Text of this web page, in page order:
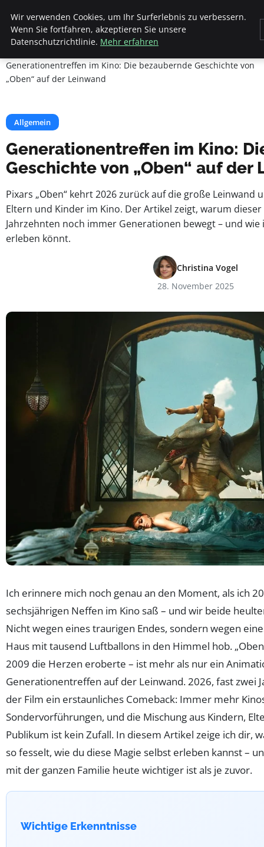
Beyond Surface
Generationentreffen im Kino: Die bezaubernde Geschichte von
„Oben“ auf der Leinwand
Allgemein
Generationentreffen im Kino:
Geschichte von „Oben“ auf der
Pixars „Oben“ kehrt 2026 zurück auf die große Leinwand
Eltern und Kinder im Kino. Der Artikel zeigt, warum
Jahrzehnten noch immer Generationen bewegt – und wie
erleben könnt.
Christina Vogel
28. November 2025
Ich erinnere mich noch genau an den Moment, als ich
sechsjährigen Neffen im Kino saß – und wir beide
Nicht wegen eines traurigen Endes, sondern wegen
Haus mit tausend Luftballons in den Himmel hob.
2009 die Herzen eroberte – ist mehr als nur ein
Generationentreffen auf der Leinwand. 2026, fast zwei
der Film ein erstaunliches Comeback: Immer mehr
Sondervorführungen, und die Mischung aus Kindern,
Publikum ist kein Zufall. In diesem Artikel zeige ich dir,
so fesselt, wie du diese Magie selbst erleben kannst –
mit der ganzen Familie heute wichtiger ist als je zuvor.
Wichtige Erkenntnisse
Wir verwenden Cookies, um Ihr Surferlebnis zu verbessern.
Wenn Sie fortfahren, akzeptieren Sie unsere
Datenschutzrichtlinie. Mehr erfahren